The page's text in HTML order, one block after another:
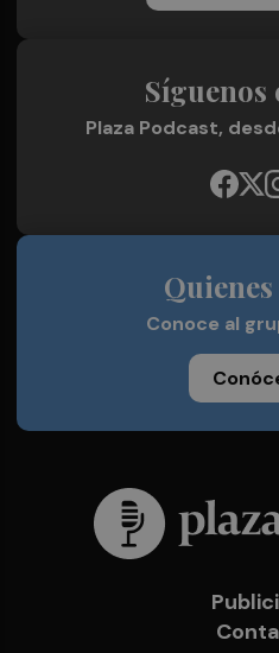
Síguenos
Plaza Podcast,
Conoce al